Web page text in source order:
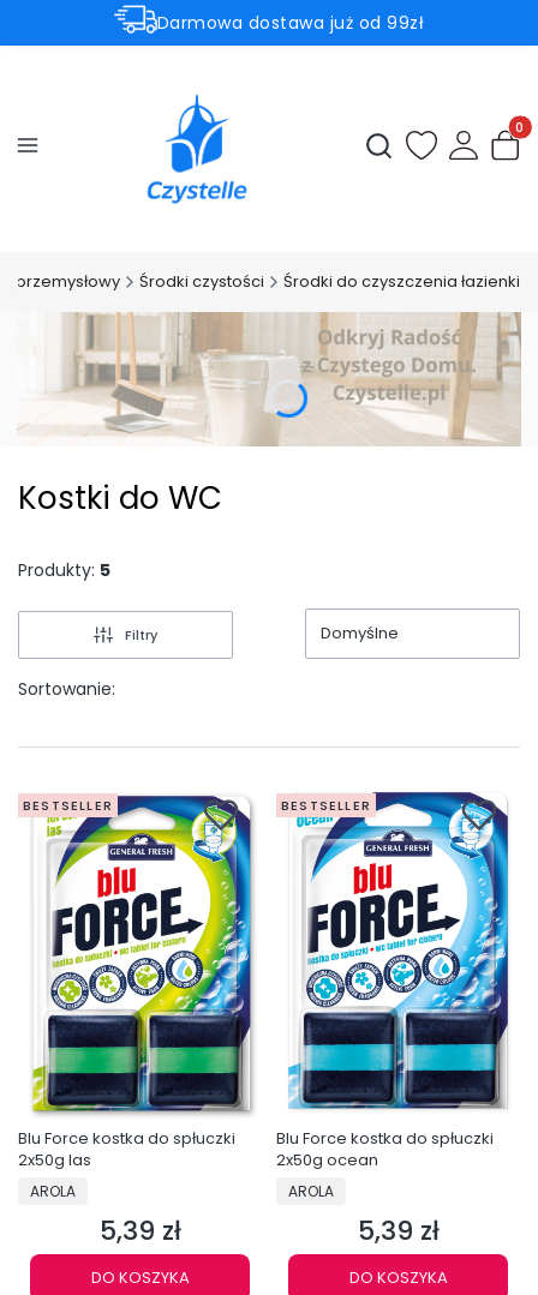
Darmowa dostawa już od 99zł
⚡Subtelnie. Czysto. Czystelle.⚡
Otwórz
przemysłowy Środki czystości Środki do czyszczenia łazienki
Kostki do WC
Produkty: 5
Filtry
Sortowanie:
Domyślne
BESTSELLER
Blu Force kostka do spłuczki
2x50g las
PRODUCENT
AROLA
Cena
5,39 zł
DO KOSZYKA
BESTSELLER
Blu Force kostka do spłuczki
2x50g ocean
PRODUCENT
AROLA
Cena
5,39 zł
DO KOSZYKA